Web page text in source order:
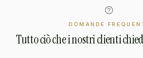
DOMANDE
Tutto ciò che i nostri clienti